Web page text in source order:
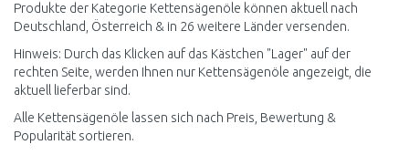
Produkte der Kategorie Kettensägenöle können aktuell nach
Deutschland, Österreich & in 26 weitere Länder versenden.
Hinweis: Durch das Klicken auf das Kästchen "Lager" auf der
rechten Seite, werden Ihnen nur Kettensägenöle angezeigt, die
aktuell lieferbar sind.
Alle Kettensägenöle lassen sich nach Preis, Bewertung &
Popularität sortieren.